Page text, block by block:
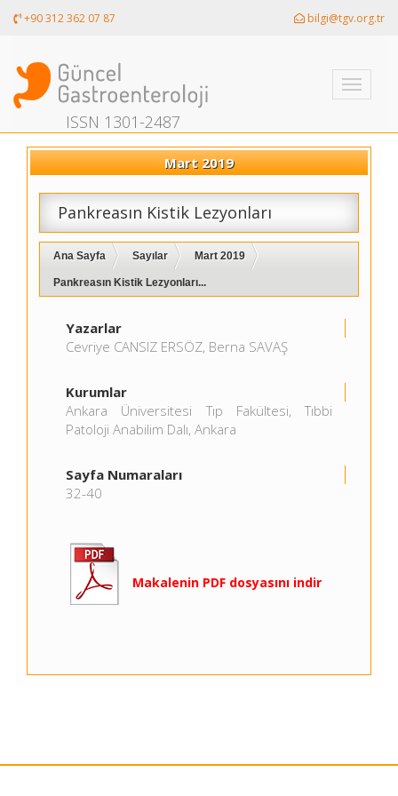
+90 312 362 07 87 bilgi@tgv.org.tr
Toggle
ISSN 1301-2487
Mart 2019
Pankreasın Kistik Lezyonları
Ana Sayfa Sayılar Mart 2019
Pankreasın Kistik Lezyonları...
Yazarlar
Cevriye CANSIZ ERSÖZ, Berna SAVAŞ
Kurumlar
Ankara Üniversitesi Tıp Fakültesi, Tıbbi
Patoloji Anabilim Dalı, Ankara
Sayfa Numaraları
32-40
Makalenin PDF dosyasını indir